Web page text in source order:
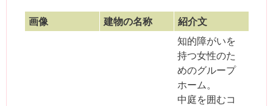
画像 建物の名称 紹介文
知的障がいを
持つ女性のた
めのグループ
ホーム。
中庭を囲むコ